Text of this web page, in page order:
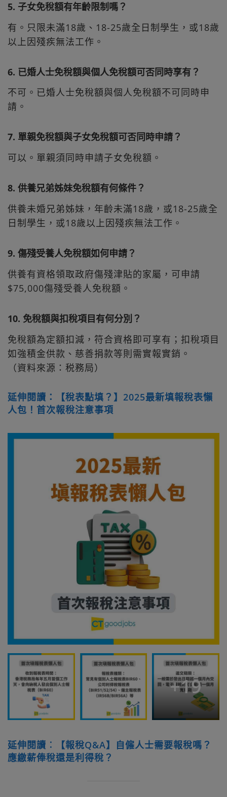
5. 子女免稅額有年齡限制嗎？
有。只限未滿18歲、18-25歲全日制學生，或18歲
以上因殘疾無法工作。
6. 已婚人士免稅額與個人免稅額可否同時享有？
不可。已婚人士免稅額與個人免稅額不可同時申
請。
7. 單親免稅額與子女免稅額可否同時申請？
可以。單親須同時申請子女免稅額。
8. 供養兄弟姊妹免稅額有何條件？
供養未婚兄弟姊妹，年齡未滿18歲，或18-25歲全
日制學生，或18歲以上因殘疾無法工作。
9. 傷殘受養人免稅額如何申請？
供養有資格領取政府傷殘津貼的家屬，可申請
$75,000傷殘受養人免稅額。
10. 免稅額與扣稅項目有何分別？
免稅額為定額扣減，符合資格即可享有；扣稅項目
如強積金供款、慈善捐款等則需實報實銷。
（資料來源：税務局）
延伸閱讀：【稅表點填？】2025最新填報稅表懶
人包！首次報稅注意事項
+19
延伸閱讀︰【報稅Q&A】自僱人士需要報稅嗎？
應繳薪俸稅還是利得稅？